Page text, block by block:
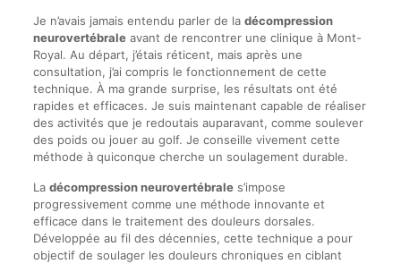
Je n’avais jamais entendu parler de la décompression
neurovertébraleavant de rencontrer une clinique à Mont-
Royal. Au départ, j’étais réticent, mais après une
consultation, j’ai compris le fonctionnement de cette
technique. À ma grande surprise, les résultats ont été
rapides et efficaces. Je suis maintenant capable de réaliser
des activités que je redoutais auparavant, comme soulever
des poids ou jouer au golf. Je conseille vivement cette
méthode à quiconque cherche un soulagement durable.
La décompression neurovertébrales’impose
progressivement comme une méthode innovante et
efficace dans le traitement des douleurs dorsales.
Développée au fil des décennies, cette technique a pour
objectif de soulager les douleurs chroniques en ciblant